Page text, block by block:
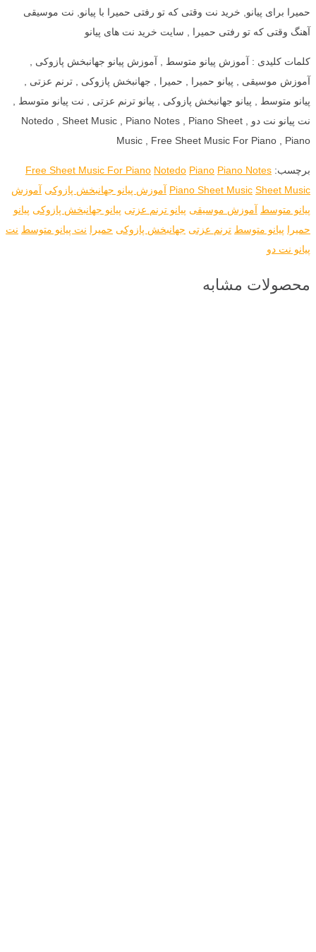
حمیرا برای پیانو, خرید نت وقتی که تو رفتی حمیرا با پیانو, نت موسیقی
آهنگ وقتی که تو رفتی حمیرا , سایت خرید نت های پیانو
کلمات کلیدی : آموزش پیانو متوسط , آموزش پیانو جهانبخش پازوکی ,
آموزش موسیقی , پیانو حمیرا , حمیرا , جهانبخش پازوکی , ترنم عزتی ,
پیانو متوسط , پیانو جهانبخش پازوکی , پیانو ترنم عزتی , نت پیانو متوسط ,
نت پیانو نت دو , Notedo , Sheet Music , Piano Notes , Piano Sheet
Music , Free Sheet Music For Piano , Piano
برچسب: Free Sheet Music For Piano Notedo Piano Piano Notes
Piano Sheet Music Sheet Music آموزش پیانو جهانبخش پازوکی آموزش
پیانو متوسط آموزش موسیقی پیانو ترنم عزتی پیانو جهانبخش پازوکی پیانو
حمیرا پیانو متوسط ترنم عزتی جهانبخش پازوکی حمیرا نت پیانو متوسط نت
پیانو نت دو
محصولات مشابه